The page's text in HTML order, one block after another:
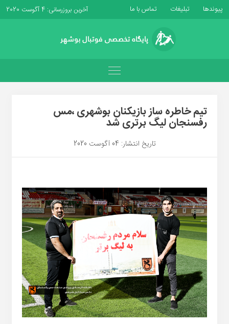
پیوندها تبلیغات تماس با ما آخرین بروزرسانی: 4 آگوست 2020
تیم خاطره ساز بازیکنان بوشهری ،مس
رفسنجان لیگ برتری شد
تاریخ انتشار: 04 آگوست 2020